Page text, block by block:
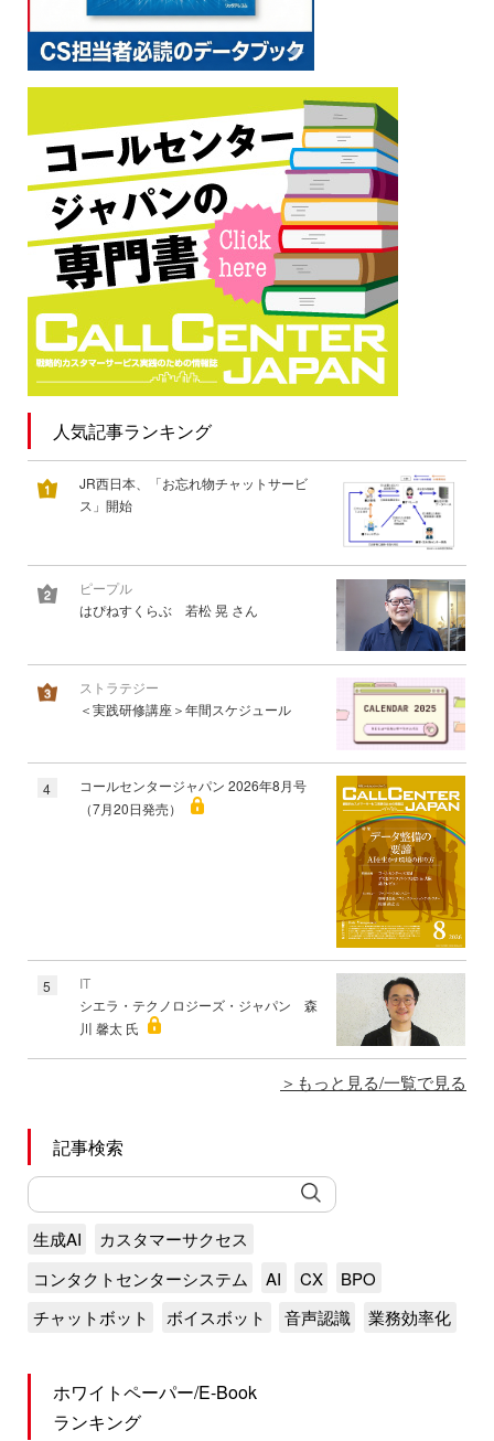
人気記事ランキング
JR西日本、「お忘れ物チャットサービ
ス」開始
ピープル
はぴねすくらぶ 若松 晃 さん
ストラテジー
＜実践研修講座＞年間スケジュール
4
コールセンタージャパン 2026年8月号
（7月20日発売）
5
IT
シエラ・テクノロジーズ・ジャパン 森
川 馨太 氏
もっと見る/一覧で見る
記事検索
生成AI
カスタマーサクセス
コンタクトセンターシステム
AI CX
BPO
チャットボット
ボイスボット 音声認識 業務効率化
ホワイトペーパー/E-Book
ランキング